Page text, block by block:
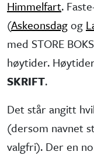
Himmelfart.
(Askeonsdagog
med STORE
høytider.
SKRIFT.
Det står angitt
(dersom navnet
valgfri). Der en